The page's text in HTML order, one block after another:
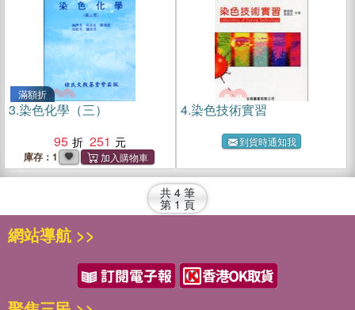
滿額折
3.染色化學（三）
95
251
庫存：1
4.染色技術實習
到貨時通知我
共 4 筆
第 1 頁
網站導航 >>